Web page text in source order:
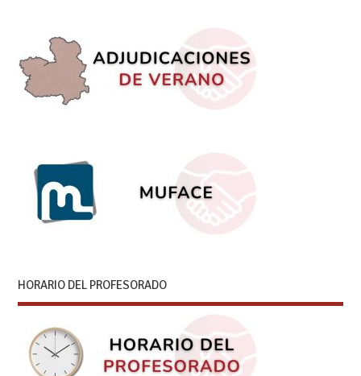
HORARIO DEL PROFESORADO